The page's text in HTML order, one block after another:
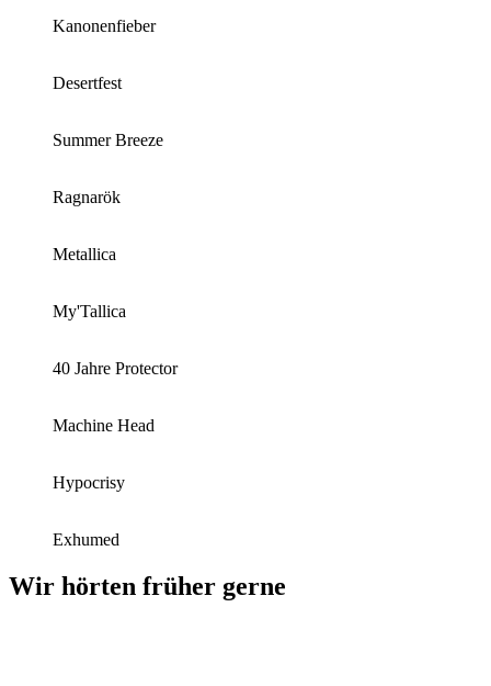
Kanonenfieber
Desertfest
Summer Breeze
Ragnarök
Metallica
My'Tallica
40 Jahre Protector
Machine Head
Hypocrisy
Exhumed
Wir hörten früher gerne